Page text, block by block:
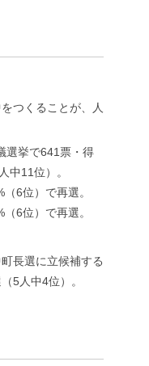
つくることが、人
選挙で641票・得
中11位）。
6位）で再選。
6位）で再選。
長選に立候補する
5人中4位）。